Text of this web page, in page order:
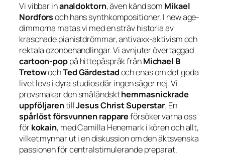
Vi vibbar inanaldoktorn, även känd som Mikael
Nordforsoch hans synthkompositioner. I new age-
dimmorna matas vi med en sträv historia av
kraschade pianistdrömmar, antivaxx-aktivism och
rektala ozonbehandlingar. Vi avnjuter övertaggad
cartoon-poppå hittepåspråk frånMichael B
TretowochTed Gärdestadoch enas om det goda
livet levs i dyra studios där ingen säger nej. Vi
provsmakar den småländskthemmasnickrade
uppföljarentillJesus Christ Superstar. En
spårlöst försvunnen rappareförsöker varna oss
förkokain, med Camilla Henemark i kören och allt,
vilket mynnar ut i en diskussion om den äktsvenska
passionen för centralstimulerande preparat.